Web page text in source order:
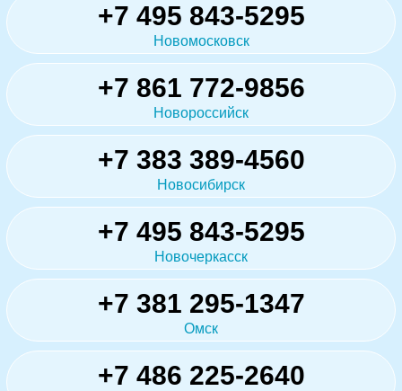
+7 495 843-5295
Новомосковск
+7 861 772-9856
Новороссийск
+7 383 389-4560
Новосибирск
+7 495 843-5295
Новочеркасск
+7 381 295-1347
Омск
+7 486 225-2640